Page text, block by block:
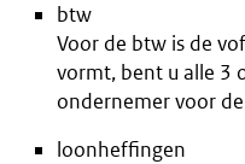
btw
Voor de btw is de
vormt, bent u alle 3
ondernemer voor
loonheffingen